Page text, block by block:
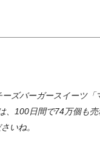
ズバーガースイーツ
、100日間で74万個も
いね。